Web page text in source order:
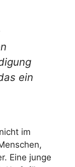
ein
im
Eine junge